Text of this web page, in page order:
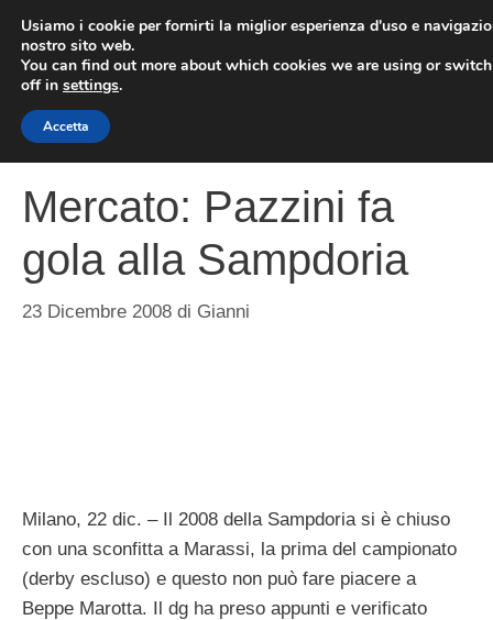
contenuto
Mercato: Pazzini fa
gola alla Sampdoria
23 Dicembre 2008 di Gianni
Milano, 22 dic. – Il 2008 della Sampdoria si è chiuso
con una sconfitta a Marassi, la prima del campionato
(derby escluso) e questo non può fare piacere a
Beppe Marotta. Il dg ha preso appunti e verificato
Usiamo i cookie per fornirti la miglior esperienza d'uso e
nostro sito web.
You can find out more about which cookies we are using or
off in settings.
Accetta